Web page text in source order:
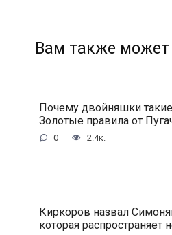
Вам также может
Почему двойняшки
Золотые правила от
0 2.4к.
Киркоров назвал
которая распространяет